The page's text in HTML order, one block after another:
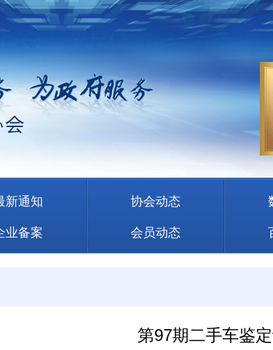
新通知
业备案
协会动态
会员动态
第97期二手车鉴